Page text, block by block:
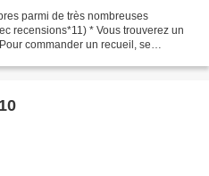
parmi de très nombreuses
recensions*11) * Vous trouverez un
commander un recueil, se